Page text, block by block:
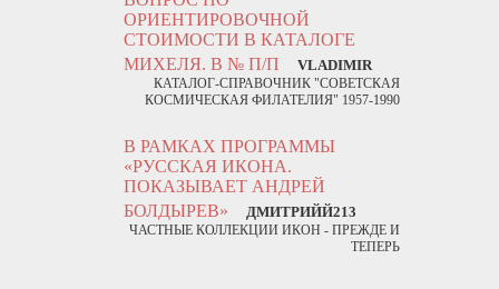
ОРИЕНТИРОВОЧНОЙ
СТОИМОСТИ В КАТАЛОГЕ
МИХЕЛЯ. В № П/П
VLADIMIR
КАТАЛОГ-СПРАВОЧНИК "СОВЕТСКАЯ
КОСМИЧЕСКАЯ ФИЛАТЕЛИЯ" 1957-1990
В РАМКАХ ПРОГРАММЫ
«РУССКАЯ ИКОНА.
ПОКАЗЫВАЕТ АНДРЕЙ
БОЛДЫРЕВ»
ДМИТРИЙЙ213
ЧАСТНЫЕ КОЛЛЕКЦИИ ИКОН - ПРЕЖДЕ И
ТЕПЕРЬ